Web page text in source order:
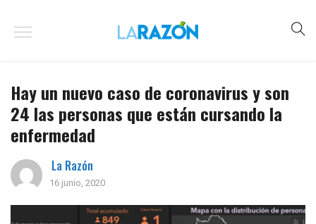
Hay un nuevo caso de coronavirus y son
24 las personas que están cursando la
enfermedad
La Razón
16 junio, 2020